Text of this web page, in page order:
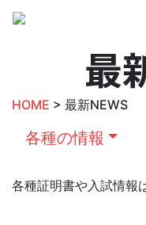
最
HOME > 最新NEWS
各種の情報
各種証明書や入試情報